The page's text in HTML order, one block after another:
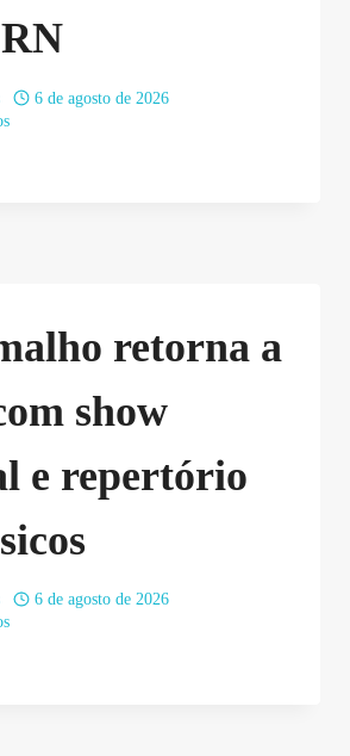
6 de agosto de 2026
retorna a
show
e repertório
6 de agosto de 2026